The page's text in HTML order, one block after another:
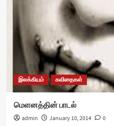
இலக்கியம் கவிதைகள்
மெளனத்தின் பாடல்
admin January 10, 2014 0